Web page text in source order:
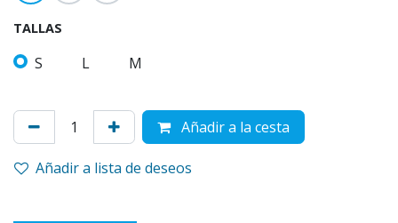
TALLAS
S L M
Añadir a la cesta
Añadir a lista de deseos